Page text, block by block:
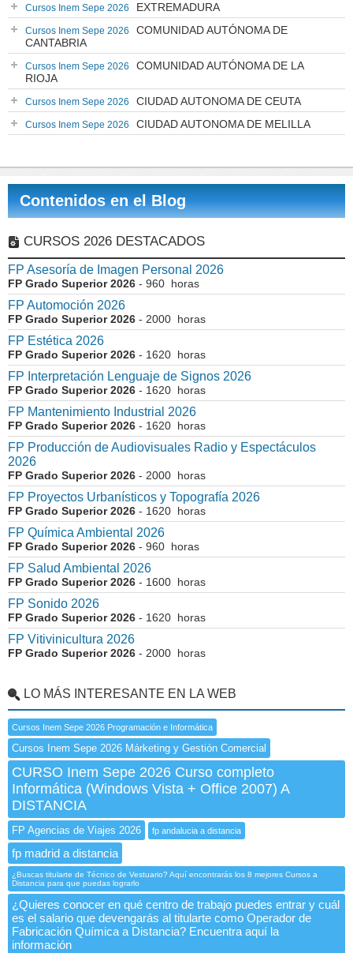
Cursos Inem Sepe 2026 EXTREMADURA
Cursos Inem Sepe 2026
COMUNIDAD AUTÓNOMA DE
CANTABRIA
Cursos Inem Sepe 2026
COMUNIDAD AUTÓNOMA DE LA
RIOJA
Cursos Inem Sepe 2026 CIUDAD AUTONOMA DE CEUTA
Cursos Inem Sepe 2026 CIUDAD AUTONOMA DE MELILLA
Contenidos en el Blog
CURSOS 2026 DESTACADOS
FP Asesoría de Imagen Personal 2026
FP Grado Superior 2026 - 960 horas
FP Automoción 2026
FP Grado Superior 2026 - 2000 horas
FP Estética 2026
FP Grado Superior 2026 - 1620 horas
FP Interpretación Lenguaje de Signos 2026
FP Grado Superior 2026 - 1620 horas
FP Mantenimiento Industrial 2026
FP Grado Superior 2026 - 1620 horas
FP Producción de Audiovisuales Radio y Espectáculos
2026
FP Grado Superior 2026 - 2000 horas
FP Proyectos Urbanísticos y Topografía 2026
FP Grado Superior 2026 - 1620 horas
FP Química Ambiental 2026
FP Grado Superior 2026 - 960 horas
FP Salud Ambiental 2026
FP Grado Superior 2026 - 1600 horas
FP Sonido 2026
FP Grado Superior 2026 - 1620 horas
FP Vitivinicultura 2026
FP Grado Superior 2026 - 2000 horas
LO MÁS INTERESANTE EN LA WEB
Cursos Inem Sepe 2026 Programación e Informática
Cursos Inem Sepe 2026 Márketing y Gestión Comercial
CURSO Inem Sepe 2026 Curso completo
Informática (Windows Vista + Office 2007) A
DISTANCIA
FP Agencias de Viajes 2026 fp andalucia a distancia
fp madrid a distancia
¿Buscas titularte de Técnico de Vestuario? Aquí encontrarás los 8 mejores Cursos a
Distancia para que puedas lograrlo
¿Quieres conocer en qué centro de trabajo puedes entrar y cuál
es el salario que devengarás al titularte como Operador de
Fabricación Química a Distancia? Encuentra aquí la
información